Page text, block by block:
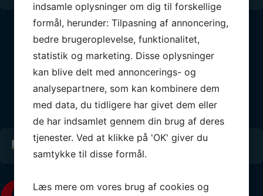
Vores partnere
BLIV PARTNER
indsamle oplysninger om dig til forskellige
formål, herunder: Tilpasning af annoncering,
bedre brugeroplevelse, funktionalitet,
statistik og marketing. Disse oplysninger
kan blive delt med annoncerings- og
analysepartnere, som kan kombinere dem
med data, du tidligere har givet dem eller
de har indsamlet gennem din brug af deres
tjenester. Ved at klikke på 'OK' giver du
samtykke til disse formål.
Læs mere om vores brug af cookies og